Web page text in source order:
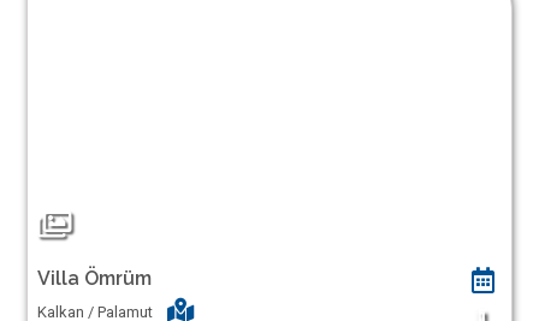
Villa Ömrüm
Kalkan / Palamut 1